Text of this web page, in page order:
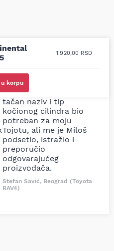
1.920,00 RSD
u korpu
Odlična usluga i
ljubazni prodavci.
Nisam bio siguran koji je
tačan naziv i tip
kočionog cilindra bio
potreban za moju
Tojotu, ali me je Miloš
podsetio, istražio i
preporučio
odgovarajućeg
proizvođača.
Stefan Savić, Beograd (Toyota
RAV4)